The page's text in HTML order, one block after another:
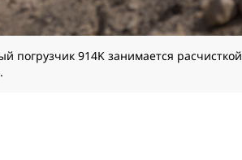
погрузчик 914K занимается расчисткой